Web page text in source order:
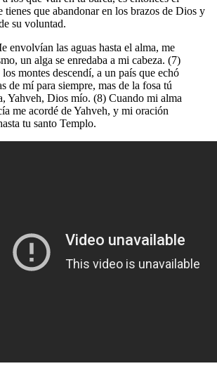
tienes que abandonar en los brazos de Dios y
su voluntad.
envolvían las aguas hasta el alma, me
un alga se enredaba a mi cabeza. (7)
montes descendí, a un país que echó
de mí para siempre, mas de la fosa tú
Yahveh, Dios mío. (8) Cuando mi alma
me acordé de Yahveh, y mi oración
tu santo Templo.